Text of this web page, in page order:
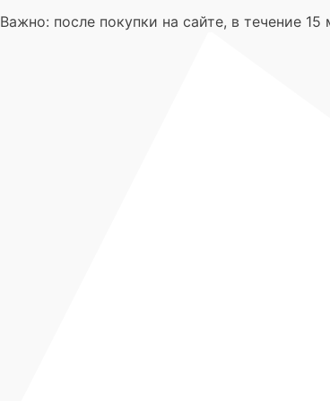
Важно: после покупки на сайте, в течение